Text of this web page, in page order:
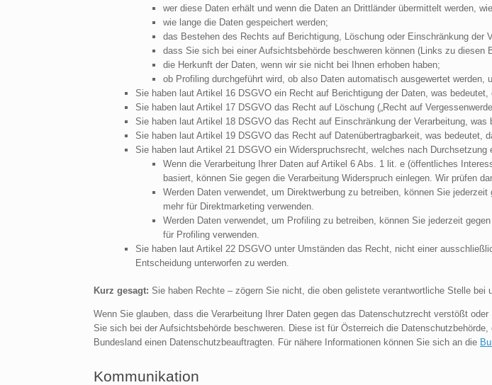
wer diese Daten erhält und wenn die Daten an Drittländer übermittelt werden,
wie lange die Daten gespeichert werden;
das Bestehen des Rechts auf Berichtigung, Löschung oder Einschränkung der
dass Sie sich bei einer Aufsichtsbehörde beschweren können (Links zu diesen
die Herkunft der Daten, wenn wir sie nicht bei Ihnen erhoben haben;
ob Profiling durchgeführt wird, ob also Daten automatisch ausgewertet werden,
Sie haben laut Artikel 16 DSGVO ein Recht auf Berichtigung der Daten, was
Sie haben laut Artikel 17 DSGVO das Recht auf Löschung („Recht auf
Sie haben laut Artikel 18 DSGVO das Recht auf Einschränkung der Verarbeitung,
Sie haben laut Artikel 19 DSGVO das Recht auf Datenübertragbarkeit, was bedeutet,
Sie haben laut Artikel 21 DSGVO ein Widerspruchsrecht, welches nach Durchsetzung
Wenn die Verarbeitung Ihrer Daten auf Artikel 6 Abs. 1 lit. e (öffentliches
basiert, können Sie gegen die Verarbeitung Widerspruch einlegen. Wir prüfen
Werden Daten verwendet, um Direktwerbung zu betreiben, können Sie
mehr für Direktmarketing verwenden.
Werden Daten verwendet, um Profiling zu betreiben, können Sie jederzeit
für Profiling verwenden.
Sie haben laut Artikel 22 DSGVO unter Umständen das Recht, nicht einer
Entscheidung unterworfen zu werden.
Kurz gesagt: Sie haben Rechte – zögern Sie nicht, die oben gelistete verantwortliche Stelle bei
Wenn Sie glauben, dass die Verarbeitung Ihrer Daten gegen das Datenschutzrecht verstößt
Sie sich bei der Aufsichtsbehörde beschweren. Diese ist für Österreich die Datenschutzbehörde,
Bundesland einen Datenschutzbeauftragten. Für nähere Informationen können Sie sich an die
Kommunikation